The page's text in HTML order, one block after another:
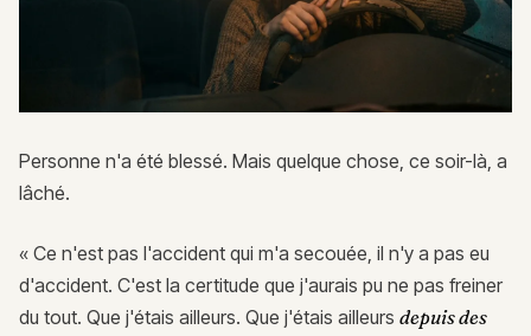
Personne n'a été blessé. Mais quelque chose, ce soir-là, a
lâché.
« Ce n'est pas l'accident qui m'a secouée, il n'y a pas eu
d'accident. C'est la certitude que j'aurais pu ne pas freiner
du tout. Que j'étais ailleurs. Que j'étais ailleurs depuis des